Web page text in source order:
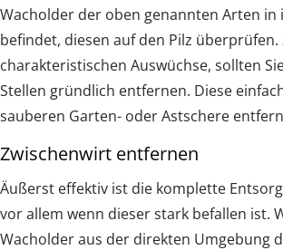
Wacholder der oben genannten Arten in
befindet, diesen auf den Pilz überprüfen.
charakteristischen Auswüchse, sollten
Stellen gründlich entfernen. Diese
sauberen Garten- oder Astschere
Zwischenwirt entfernen
Äußerst effektiv ist die komplette
vor allem wenn dieser stark befallen ist.
Wacholder aus der direkten Umgebung